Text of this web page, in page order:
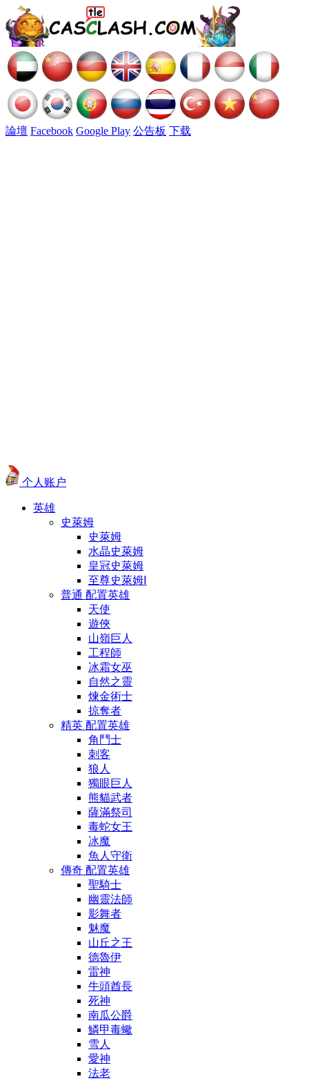
論壇 Facebook Google Play 公告板 下载
个人账户
英雄
史萊姆
史萊姆
水晶史萊姆
皇冠史萊姆
至尊史萊姆Ⅰ
普通 配置英雄
天使
遊俠
山嶺巨人
工程師
冰霜女巫
自然之靈
煉金術士
掠奪者
精英 配置英雄
角鬥士
刺客
狼人
獨眼巨人
熊貓武者
薩滿祭司
毒蛇女王
冰魔
魚人守衛
傳奇 配置英雄
聖騎士
幽靈法師
影舞者
魅魔
山丘之王
德魯伊
雷神
牛頭酋長
死神
南瓜公爵
鱗甲毒蠍
雪人
愛神
法老